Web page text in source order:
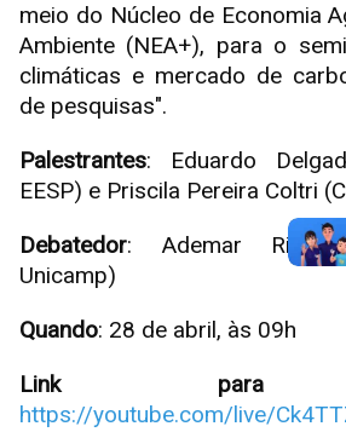
meio do Núcleo de Economia
Ambiente (NEA+), para o
climáticas e mercado de
de pesquisas".
Palestrantes: Eduardo
EESP) e Priscila Pereira Coltri
Debatedor: Ademar
Unicamp)
Quando: 28 de abril, às 09h
Link para
https://youtube.com/live/